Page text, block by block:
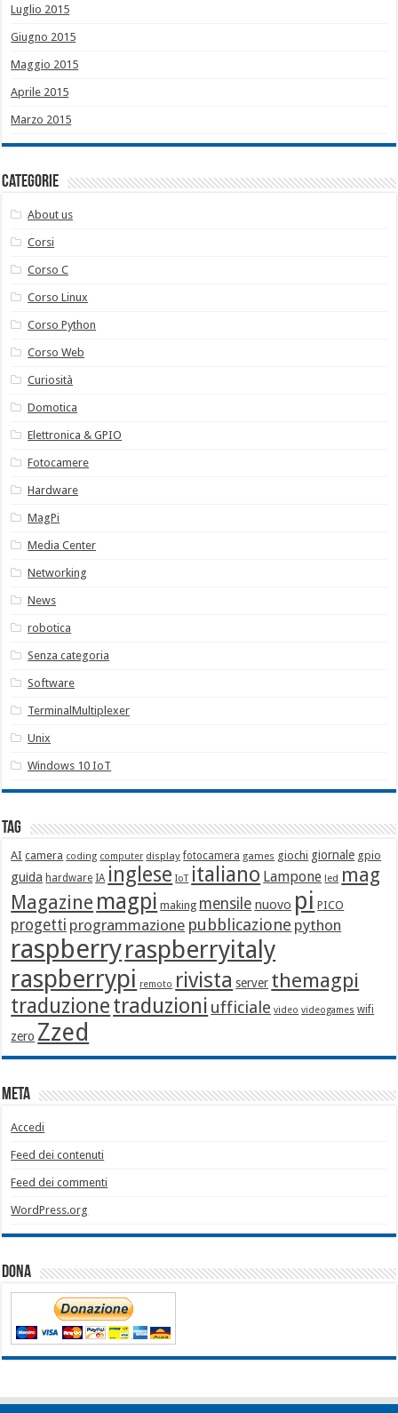
Luglio 2015
Giugno 2015
Maggio 2015
Aprile 2015
Marzo 2015
Categorie
About us
Corsi
Corso C
Corso Linux
Corso Python
Corso Web
Curiosità
Domotica
Elettronica & GPIO
Fotocamere
Hardware
MagPi
Media Center
Networking
News
robotica
Senza categoria
Software
TerminalMultiplexer
Unix
Windows 10 IoT
Tag
AI camera coding computer display fotocamera games giochi giornale gpio
guida hardware IA inglese IoT italiano Lampone led mag
Magazine magpi making mensile nuovo pi PICO
progetti programmazione pubblicazione python
raspberryraspberryitaly
raspberrypi remoto rivista server themagpi
traduzionetraduzioni ufficiale video videogames wifi
zero Zzed
Meta
Accedi
Feed dei contenuti
Feed dei commenti
WordPress.org
Dona